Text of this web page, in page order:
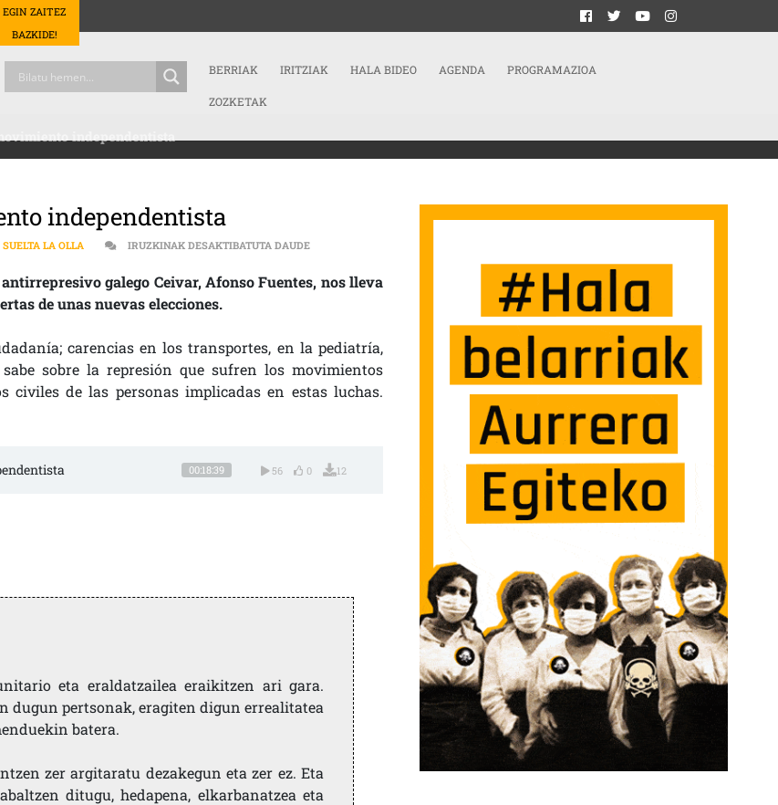
EGIN ZAITEZ
BAZKIDE!
BERRIAK IRITZIAK HALA BIDEO AGENDA PROGRAMAZIOA
ZOZKETAK
independentista
independentista
SUELTA LA OLLA IRUZKINAK DESAKTIBATUTA DAUDEGALIZA | CRIMINALIZACIÓN DEL MOVIMIENTO INDEPENDENTISTA SARRERAN
galego Ceivar, Afonso Fuentes, nos lleva
de unas nuevas elecciones.
carencias en los transportes, en la pediatría,
sobre la represión que sufren los movimientos
civiles de las personas implicadas en estas luchas.
00:18:39 56 0 12
eta eraldatzailea eraikitzen ari gara.
dugun pertsonak, eragiten digun errealitatea
batera.
zer argitaratu dezakegun eta zer ez. Eta
ditugu, hedapena, elkarbanatzea eta